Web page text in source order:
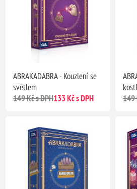
ABRAKADABRA - Kouzlení se
světlem
149 Kč s DPH133 Kč s DPH
149